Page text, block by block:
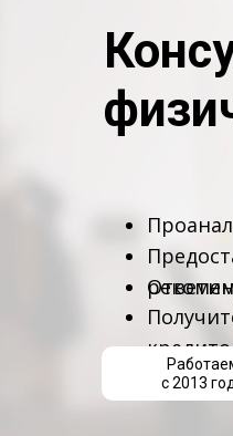
с 2013